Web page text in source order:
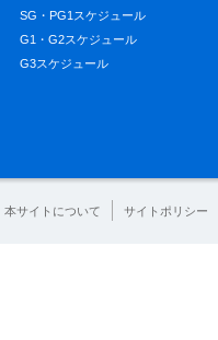
SG・PG1スケジュール
G1・G2スケジュール
G3スケジュール
本サイトについて サイトポリシー